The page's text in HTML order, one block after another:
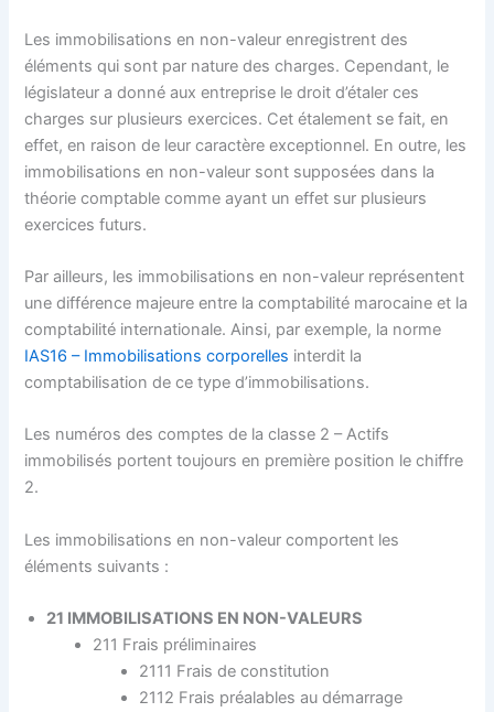
Les immobilisations en non-valeur enregistrent des
éléments qui sont par nature des charges. Cependant, le
législateur a donné aux entreprise le droit d’étaler ces
charges sur plusieurs exercices. Cet étalement se fait, en
effet, en raison de leur caractère exceptionnel. En outre, les
immobilisations en non-valeur sont supposées dans la
théorie comptable comme ayant un effet sur plusieurs
exercices futurs.
Par ailleurs, les immobilisations en non-valeur représentent
une différence majeure entre la comptabilité marocaine et la
comptabilité internationale. Ainsi, par exemple, la norme
IAS16 – Immobilisations corporelles interdit la
comptabilisation de ce type d’immobilisations.
Les numéros des comptes de la classe 2 – Actifs
immobilisés portent toujours en première position le chiffre
2.
Les immobilisations en non-valeur comportent les
éléments suivants :
21 IMMOBILISATIONS EN NON-VALEURS
211 Frais préliminaires
2111 Frais de constitution
2112 Frais préalables au démarrage